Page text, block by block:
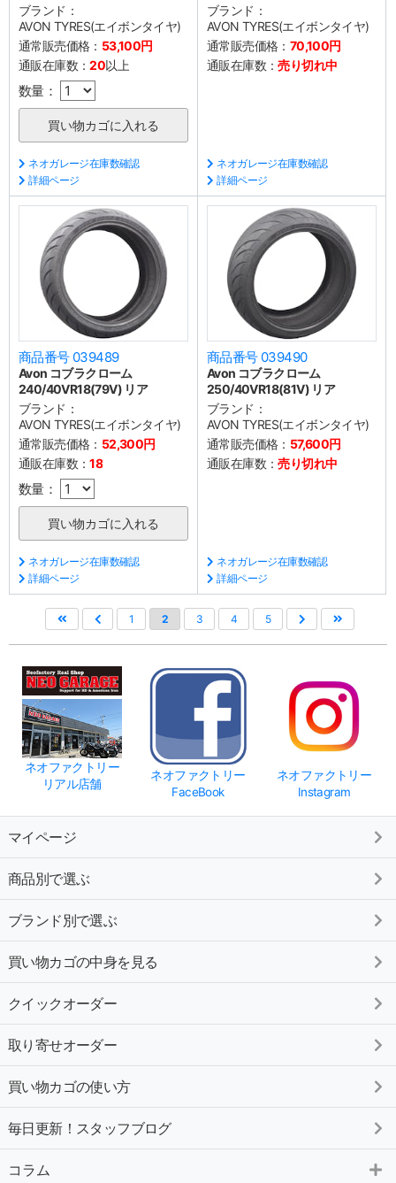
ブランド：
AVON TYRES(エイボンタイヤ)
通常販売価格： 53,100円
通販在庫数：20以上
数量：
ネオガレージ在庫数確認
詳細ページ
ブランド：
AVON TYRES(エイボンタイヤ)
通常販売価格： 70,100円
通販在庫数：売り切れ中
ネオガレージ在庫数確認
詳細ページ
商品番号 039489
Avon コブラクローム
240/40VR18(79V) リア
ブランド：
AVON TYRES(エイボンタイヤ)
通常販売価格： 52,300円
通販在庫数：18
数量：
ネオガレージ在庫数確認
詳細ページ
商品番号 039490
Avon コブラクローム
250/40VR18(81V) リア
ブランド：
AVON TYRES(エイボンタイヤ)
通常販売価格： 57,600円
通販在庫数：売り切れ中
ネオガレージ在庫数確認
詳細ページ
1 2 3 4 5
ネオファクトリー
リアル店舗
ネオファクトリー
FaceBook
ネオファクトリー
Instagram
マイページ
商品別で選ぶ
ブランド別で選ぶ
買い物カゴの中身を見る
クイックオーダー
取り寄せオーダー
買い物カゴの使い方
毎日更新！スタッフブログ
コラム